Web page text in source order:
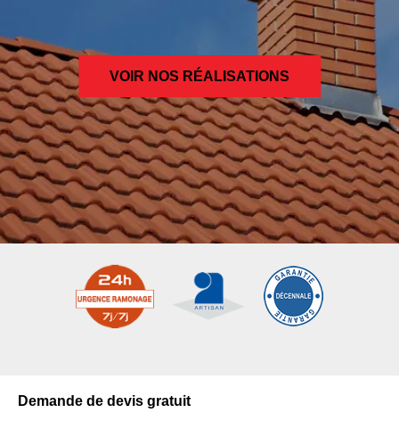
VOIR NOS RÉALISATIONS
Demande de devis gratuit